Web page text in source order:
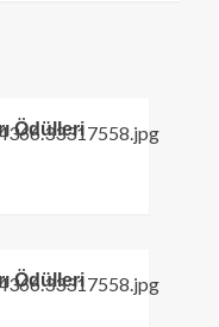
Ödülleri
Ödülleri